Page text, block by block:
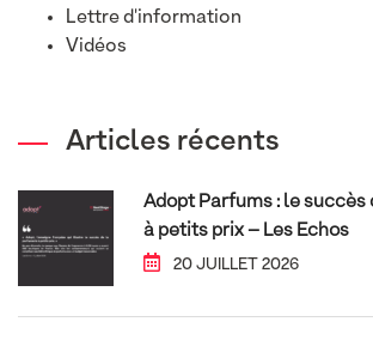
Lettre d'information
Vidéos
Articles récents
Adopt Parfums : le
à petits prix – Les Echos
20 JUILLET 2026